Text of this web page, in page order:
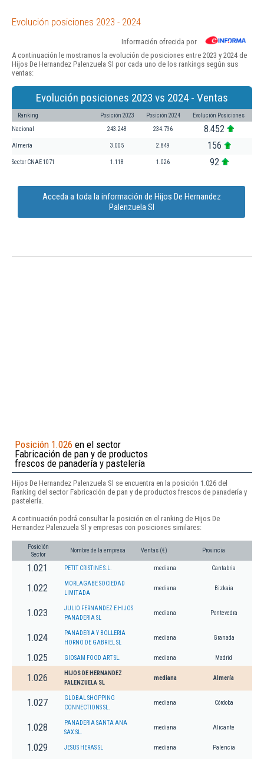
Evolución posiciones 2023 - 2024
Información ofrecida por
A continuación le mostramos la evolución de posiciones entre 2023 y 2024 de
Hijos De Hernandez Palenzuela Sl por cada uno de los rankings según sus
ventas:
Evolución posiciones 2023 vs 2024 - Ventas
Ranking Posición 2023 Posición 2024 Evolución Posiciones
Nacional 243.248 234.796 8.452
Almería 3.005 2.849 156
Sector CNAE 1071 1.118 1.026 92
Acceda a toda la información de Hijos De Hernandez
Palenzuela Sl
Posición 1.026 en el sector
Fabricación de pan y de productos
frescos de panadería y pastelería
Hijos De Hernandez Palenzuela Sl se encuentra en la posición 1.026 del
Ranking del sector Fabricación de pan y de productos frescos de panadería y
pastelería.
A continuación podrá consultar la posición en el ranking de Hijos De
Hernandez Palenzuela Sl y empresas con posiciones similares:
Posición
Sector
Nombre de la empresa Ventas (€) Provincia
1.021 PETIT CRISTINE S.L. mediana Cantabria
1.022
MORLAGABE SOCIEDAD
LIMITADA
mediana Bizkaia
1.023
JULIO FERNANDEZ E HIJOS
PANADERIA SL
mediana Pontevedra
1.024
PANADERIA Y BOLLERIA
HORNO DE GABRIEL SL
mediana Granada
1.025 GIOSAM FOOD ART SL. mediana Madrid
1.026
HIJOS DE HERNANDEZ
PALENZUELA SL
mediana Almería
1.027
GLOBAL SHOPPING
CONNECTIONS SL.
mediana Córdoba
1.028
PANADERIA SANTA ANA
SAX SL.
mediana Alicante
1.029 JESUS HERAS SL mediana Palencia